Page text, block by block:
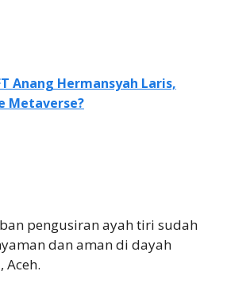
Anang Hermansyah Laris,
Metaverse?
pengusiran ayah tiri sudah
dan aman di dayah
Aceh.